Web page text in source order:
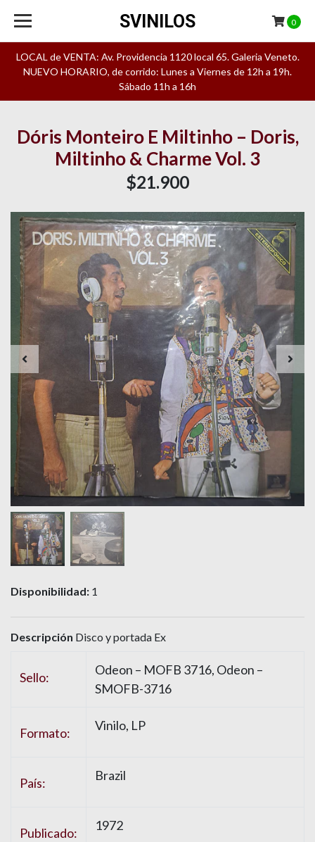
LOCAL de VENTA: Av. Providencia 1120 local 65. Galeria Veneto.
NUEVO HORARIO, de corrido: Lunes a Viernes de 12h a 19h.
Sábado 11h a 16h
SVINILOS 0
Dóris Monteiro E Miltinho – Doris,
Miltinho & Charme Vol. 3
$21.900
Disponibilidad: 1
Descripción Disco y portada Ex
Sello: Odeon – MOFB 3716, Odeon –
SMOFB-3716
Formato: Vinilo, LP
País: Brazil
Publicado: 1972